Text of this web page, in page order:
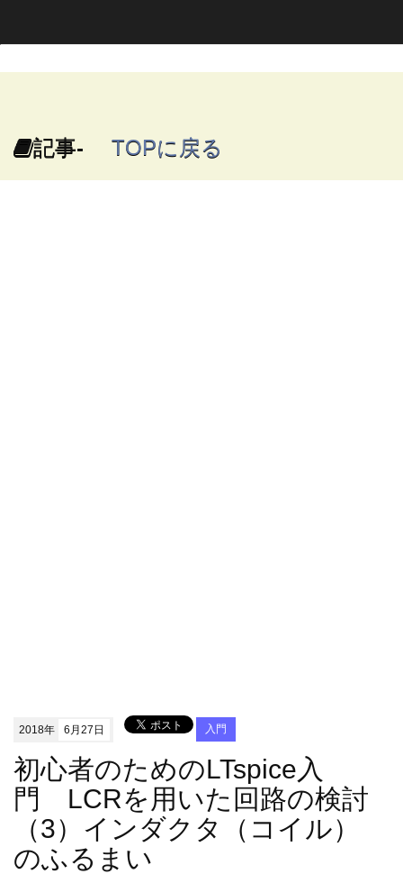
記事- TOPに戻る
2018年 6月27日 入門
初心者のためのLTspice入
門 LCRを用いた回路の検討
（3）インダクタ（コイル）
のふるまい